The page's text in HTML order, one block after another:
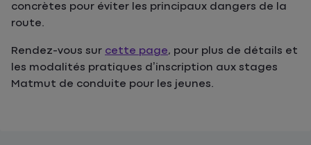
concrètes pour éviter les principaux dangers de la
route.
Rendez-vous sur cette page, pour plus de détails et
les modalités pratiques d’inscription aux stages
Matmut de conduite pour les jeunes.